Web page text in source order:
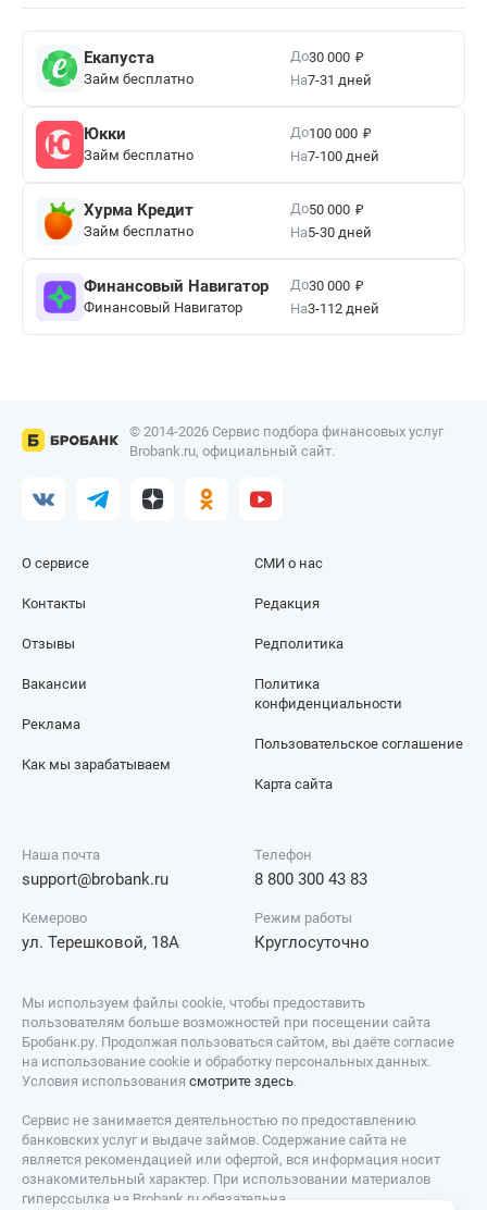
Екапуста
Займ бесплатно
До30 000 ₽
На7-31 дней
Юкки
Займ бесплатно
До100 000 ₽
На7-100 дней
Хурма Кредит
Займ бесплатно
До50 000 ₽
На5-30 дней
Финансовый Навигатор
Финансовый Навигатор
До30 000 ₽
На3-112 дней
© 2014-2026 Сервис подбора финансовых услуг
Brobank.ru, официальный сайт.
О сервисе
Контакты
Отзывы
СМИ о нас
Редакция
Редполитика
Вакансии
Реклама
Как мы зарабатываем
Политика
конфиденциальности
Пользовательское соглашение
Карта сайта
Наша почта
support@brobank.ru
Телефон
8 800 300 43 83
Кемерово
ул. Терешковой, 18А
Режим работы
Круглосуточно
Мы используем файлы cookie, чтобы предоставить
пользователям больше возможностей при посещении сайта
Бробанк.ру. Продолжая пользоваться сайтом, вы даёте согласие
на использование cookie и обработку персональных данных.
Условия использования смотрите здесь.
Сервис не занимается деятельностью по предоставлению
банковских услуг и выдаче займов. Содержание сайта не
является рекомендацией или офертой, вся информация носит
ознакомительный характер. При использовании материалов
гиперссылка на Brobank.ru обязательна.